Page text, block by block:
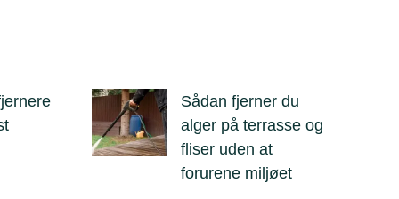
Sådan fjerner du
alger på terrasse og
fliser uden at
forurene miljøet